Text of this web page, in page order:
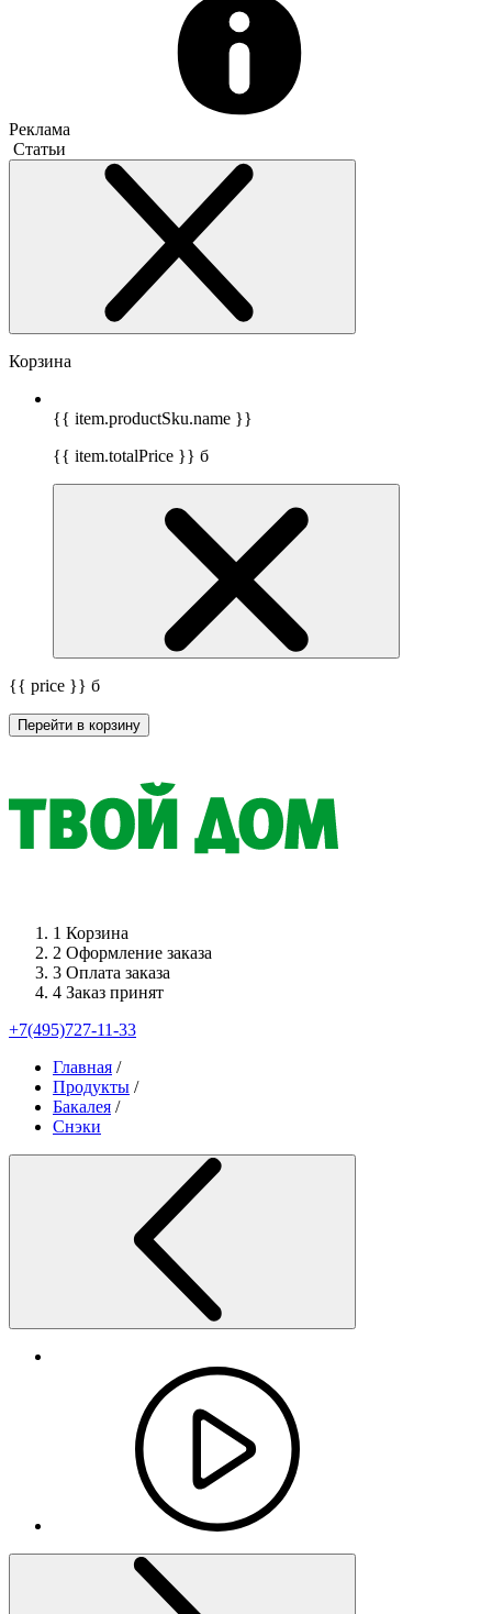
Реклама
Статьи
Корзина
{{ item.productSku.name }}
{{ item.totalPrice }} б
{{ price }} б
Перейти в корзину
1 Корзина
2 Оформление заказа
3 Оплата заказа
4 Заказ принят
+7(495)727-11-33
Главная /
Продукты /
Бакалея /
Снэки